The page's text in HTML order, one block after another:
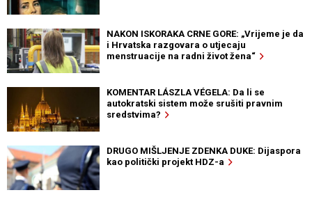
NAKON ISKORAKA CRNE GORE: „Vrijeme je da
i Hrvatska razgovara o utjecaju
menstruacije na radni život žena“
KOMENTAR LÁSZLA VÉGELA: Da li se
autokratski sistem može srušiti pravnim
sredstvima?
DRUGO MIŠLJENJE ZDENKA DUKE: Dijaspora
kao politički projekt HDZ-a